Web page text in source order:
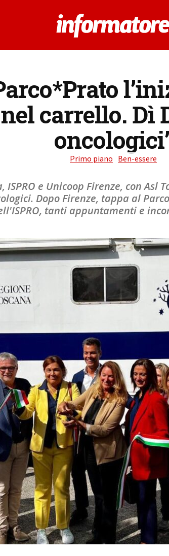
carrello. Dì
Primo piano Ben-essere
e Unicoop Firenze, con
Dopo Firenze, tappa al
tanti appuntamenti e